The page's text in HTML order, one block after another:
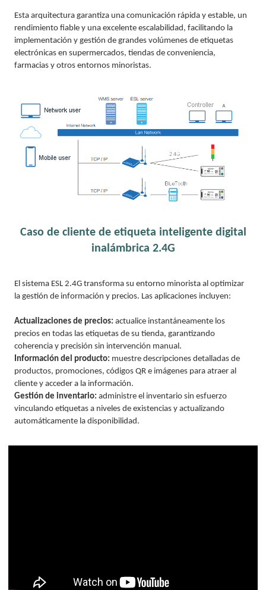
Esta arquitectura garantiza una comunicación rápida y estable, un
rendimiento fiable y una excelente escalabilidad, facilitando la
implementación y gestión de grandes volúmenes de etiquetas
electrónicas en supermercados, tiendas de conveniencia,
farmacias y otros entornos minoristas.
Caso de cliente de etiqueta inteligente digital
inalámbrica 2.4G
El sistema ESL 2.4G transforma su entorno minorista al optimizar
la gestión de información y precios. Las aplicaciones incluyen:
Actualizaciones de precios:actualice instantáneamente los
precios en todas las etiquetas de su tienda, garantizando
coherencia y precisión sin intervención manual.
Información del producto: muestre descripciones detalladas de
productos, promociones, códigos QR e imágenes para atraer al
cliente y acceder a la información.
Gestión de inventario:administre el inventario sin esfuerzo
vinculando etiquetas a niveles de existencias y actualizando
automáticamente la disponibilidad.